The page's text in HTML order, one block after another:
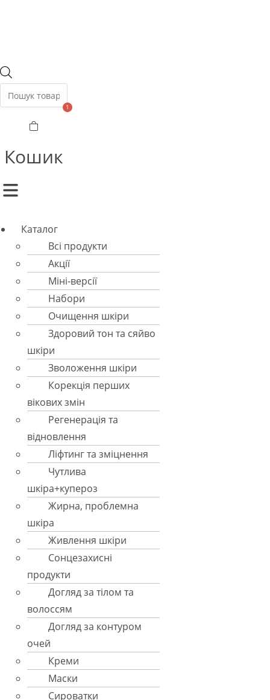
1
Кошик
Каталог
Всі продукти
Акції
Міні-версії
Набори
Очищення шкіри
Здоровий тон та сяйво
шкіри
Зволоження шкіри
Корекція перших
вікових змін
Регенерація та
відновлення
Ліфтинг та зміцнення
Чутлива
шкіра+купероз
Жирна, проблемна
шкіра
Живлення шкіри
Сонцезахисні
продукти
Догляд за тілом та
волоссям
Догляд за контуром
очей
Креми
Маски
Сироватки